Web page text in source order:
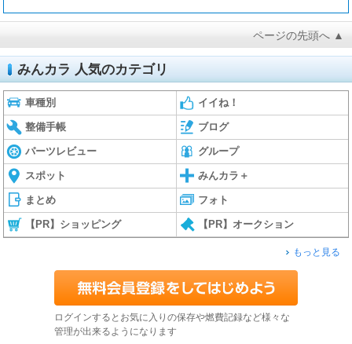
ページの先頭へ ▲
みんカラ 人気のカテゴリ
車種別 イイね！
整備手帳 ブログ
パーツレビュー グループ
スポット みんカラ＋
まとめ フォト
【PR】ショッピング 【PR】オークション
もっと見る
ログインするとお気に入りの保存や燃費記録など様々な
管理が出来るようになります